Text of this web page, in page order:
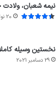
نیمه شعبان،
20 نوامبر 2021
نخستین وسیله
29 دسامبر 2021